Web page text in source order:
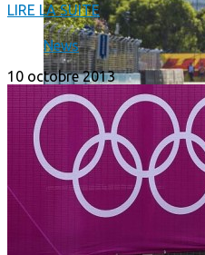
LIRE LA SUITE
News
10 octobre 2013